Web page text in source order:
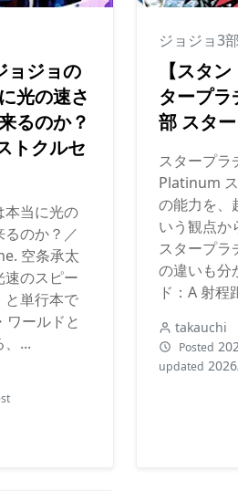
ョジョの
光の速さ
るのか？
トクルセ
本当に光の
のか？／
空条承太
速のスピー
と単行本で
ワールドと
...
ジョジョ3部
【スタ
タープ
部 スタ
スタープラ
Platinum
の能力を、
いう観点か
スタープラ
の違いも分
ド：A 射程
takauchi
Posted
updated